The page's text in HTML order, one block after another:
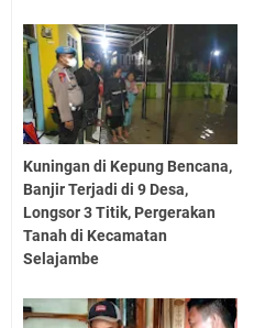
Kuningan di Kepung Bencana,
Banjir Terjadi di 9 Desa,
Longsor 3 Titik, Pergerakan
Tanah di Kecamatan
Selajambe